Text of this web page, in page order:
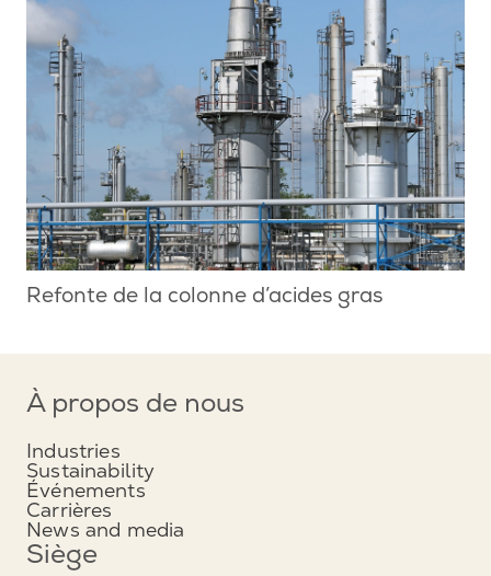
Refonte de la colonne d’acides gras
À propos de nous
Industries
Sustainability
Événements
Carrières
News and media
Siège